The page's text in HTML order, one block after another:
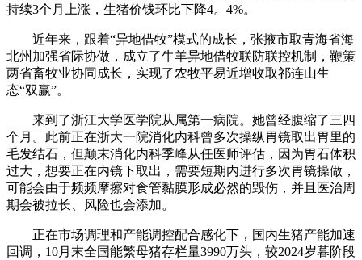
持续3个月上涨，生猪价钱环比下降4。4%。
近年来，跟着“异地借牧”模式的成长，张掖市取青海省海
北州加强省际协做，成立了牛羊异地借牧联防联控机制，鞭策
两省畜牧业协同成长，实现了农牧平易近增收取祁连山生
态“双赢”。
来到了浙江大学医学院从属第一病院。她曾经腹缩了三四
个月。此前正在浙大一院消化内科曾多次操纵胃镜取出胃里的
毛发结石，但颠末消化内科季峰从任医师评估，因为胃石体积
过大，想要正在内镜下取出，需要短期内进行多次胃镜操做，
可能会由于频频摩擦对食管黏膜形成必然的毁伤，并且医治周
期会被拉长、风险也会添加。
正在市场调理和产能调控配合感化下，国内生猪产能加速
回调，10月末全国能繁母猪存栏量3990万头，较2024岁暮阶段